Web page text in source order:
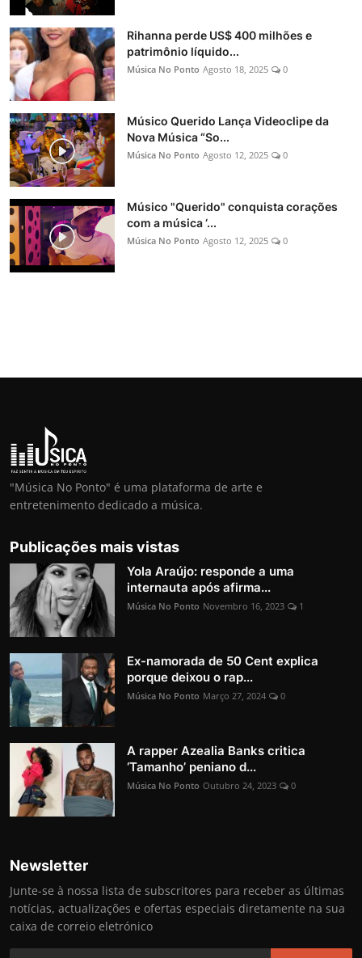
Rihanna perde US$ 400 milhões e
patrimônio líquido...
Música No Ponto Agosto 18, 2025 0
Músico Querido Lança Videoclipe da
Nova Música “So...
Música No Ponto Agosto 12, 2025 0
Músico "Querido" conquista corações
com a música ‘...
Música No Ponto Agosto 12, 2025 0
"Música No Ponto" é uma plataforma de arte e
entretenimento dedicado a música.
Publicações mais vistas
Yola Araújo: responde a uma
internauta após afirma...
Música No Ponto Novembro 16, 2023 1
Ex-namorada de 50 Cent explica
porque deixou o rap...
Música No Ponto Março 27, 2024 0
A rapper Azealia Banks critica
‘Tamanho’ peniano d...
Música No Ponto Outubro 24, 2023 0
Newsletter
Junte-se à nossa lista de subscritores para receber as últimas
notícias, actualizações e ofertas especiais diretamente na sua
caixa de correio eletrónico